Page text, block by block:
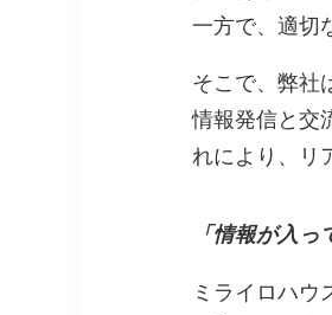
一方で、適切
そこで、弊社
情報発信と交
れにより、リ
「情報が入
ミライロハウ